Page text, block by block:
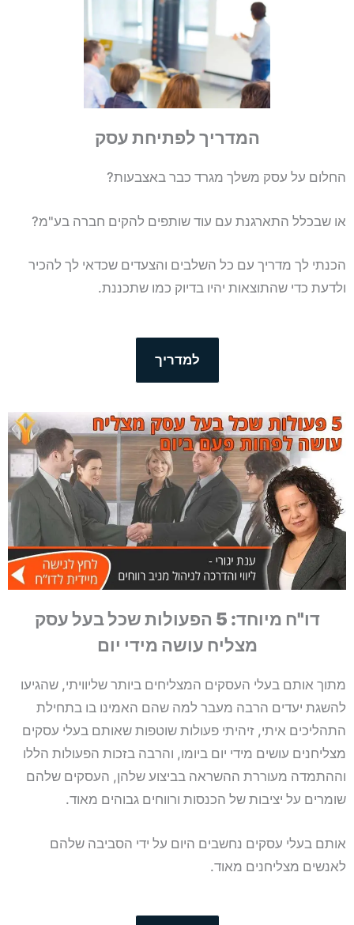
המדריך לפתיחת עסק
החלום על עסק משלך מגרד כבר באצבעות?
או שבכלל התארגנת עם עוד שותפים להקים חברה בע"מ?
הכנתי לך מדריך עם כל השלבים והצעדים שכדאי לך להכיר
ולדעת כדי שהתוצאות יהיו בדיוק כמו שתכננת.
למדריך
דו"ח מיוחד: 5 הפעולות שכל בעל עסק
מצליח עושה מידי יום
מתוך אותם בעלי העסקים המצליחים ביותר שליוויתי, שהגיעו
להשגת יעדים הרבה מעבר למה שהם האמינו בו בתחילת
התהליכים איתי, זיהיתי פעולות שוטפות שאותם בעלי עסקים
מצליחנים עושים מידי יום ביומו, והרבה בזכות הפעולות הללו
וההתמדה מעוררת ההשראה בביצוע שלהן, העסקים שלהם
שומרים על יציבות של הכנסות ורווחים גבוהים מאוד.
אותם בעלי עסקים נחשבים היום על ידי הסביבה שלהם
לאנשים מצליחנים מאוד.